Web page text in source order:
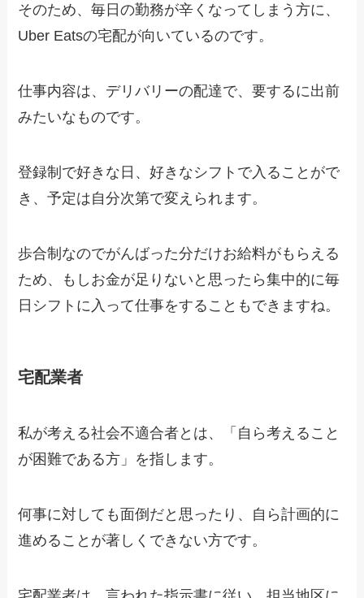
そのため、毎日の勤務が辛くなってしまう方に、
Uber Eatsの宅配が向いているのです。
仕事内容は、デリバリーの配達で、要するに出前
みたいなものです。
登録制で好きな日、好きなシフトで入ることがで
き、予定は自分次第で変えられます。
歩合制なのでがんばった分だけお給料がもらえる
ため、もしお金が足りないと思ったら集中的に毎
日シフトに入って仕事をすることもできますね。
宅配業者
私が考える社会不適合者とは、「自ら考えること
が困難である方」を指します。
何事に対しても面倒だと思ったり、自ら計画的に
進めることが著しくできない方です。